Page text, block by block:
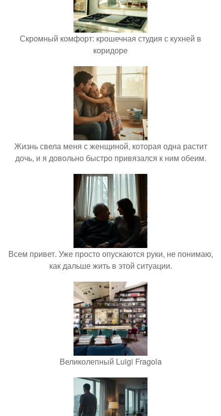
Скромный комфорт: крошечная студия с кухней в
коридоре
Жизнь свела меня с женщиной, которая одна растит
дочь, и я довольно быстро привязался к ним обеим.
Всем привет. Уже просто опускаются руки, не понимаю,
как дальше жить в этой ситуации.
Великолепный Luigi Fragola